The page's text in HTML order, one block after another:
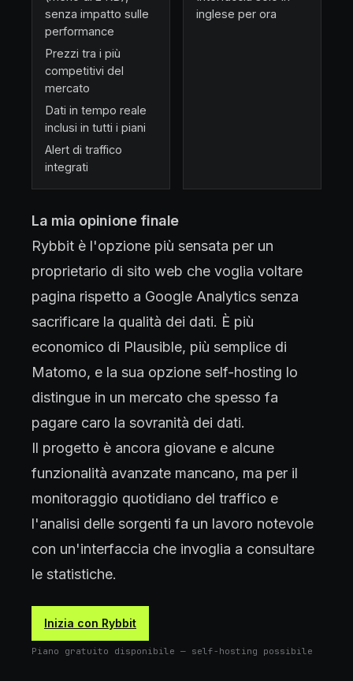
senza impatto sulle
performance
Prezzi tra i più
competitivi del
mercato
Dati in tempo reale
inclusi in tutti i piani
Alert di traffico
integrati
inglese per ora
La mia opinione finale
Rybbit è l'opzione più sensata per un
proprietario di sito web che voglia voltare
pagina rispetto a Google Analytics senza
sacrificare la qualità dei dati. È più
economico di Plausible, più semplice di
Matomo, e la sua opzione self-hosting lo
distingue in un mercato che spesso fa
pagare caro la sovranità dei dati.
Il progetto è ancora giovane e alcune
funzionalità avanzate mancano, ma per il
monitoraggio quotidiano del traffico e
l'analisi delle sorgenti fa un lavoro notevole
con un'interfaccia che invoglia a consultare
le statistiche.
Inizia con Rybbit
Piano gratuito disponibile — self-hosting possibile